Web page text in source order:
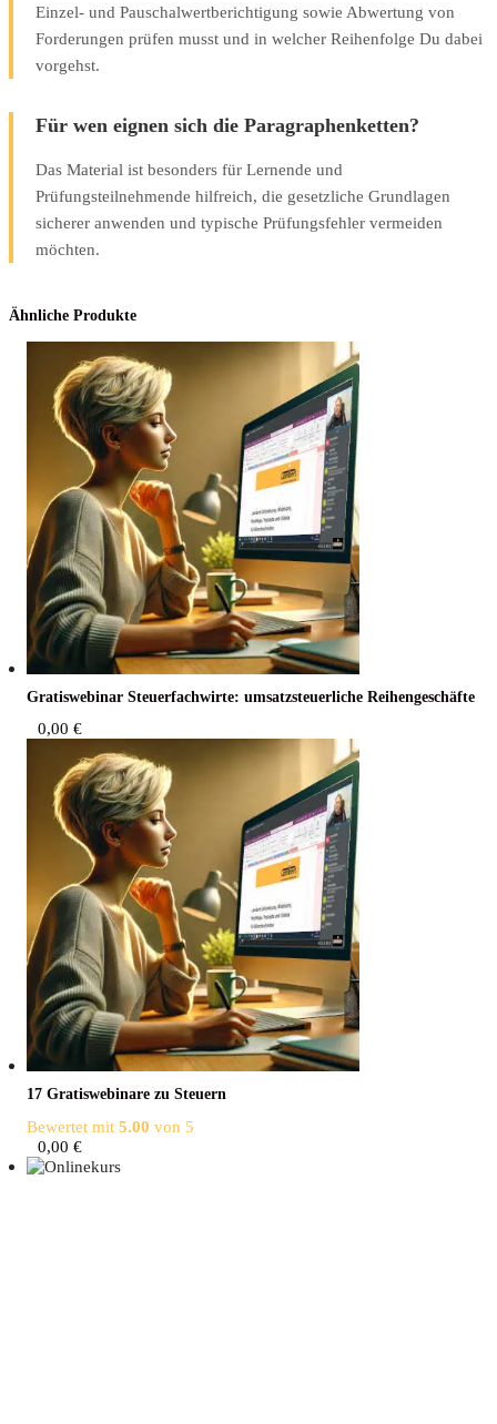
Einzel- und Pauschalwertberichtigung sowie Abwertung von
Forderungen prüfen musst und in welcher Reihenfolge Du dabei
vorgehst.
Für wen eignen sich die Paragraphenketten?
Das Material ist besonders für Lernende und
Prüfungsteilnehmende hilfreich, die gesetzliche Grundlagen
sicherer anwenden und typische Prüfungsfehler vermeiden
möchten.
Ähnliche Produkte
Gra­tis­web­i­nar Steu­er­fach­wir­te: umsatz­steu­er­li­che Reihengeschäfte
0,00 €
17 Gra­tis­web­i­na­re zu Steuern
Bewertet mit 5.00 von 5
0,00 €